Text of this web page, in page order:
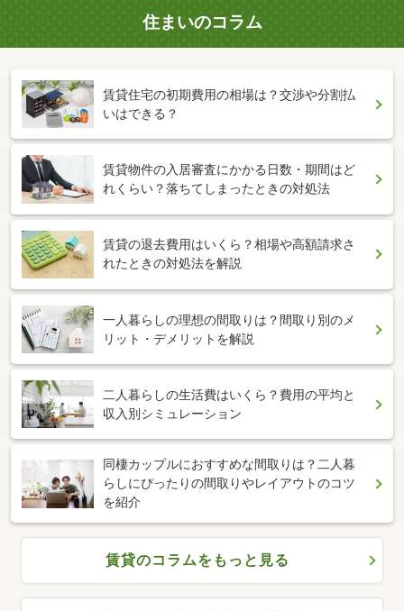
住まいのコラム
賃貸住宅の初期費用の相場は？交渉や分割払
いはできる？
賃貸物件の入居審査にかかる日数・期間はど
れくらい？落ちてしまったときの対処法
賃貸の退去費用はいくら？相場や高額請求さ
れたときの対処法を解説
一人暮らしの理想の間取りは？間取り別のメ
リット・デメリットを解説
二人暮らしの生活費はいくら？費用の平均と
収入別シミュレーション
同棲カップルにおすすめな間取りは？二人暮
らしにぴったりの間取りやレイアウトのコツ
を紹介
賃貸のコラムをもっと見る